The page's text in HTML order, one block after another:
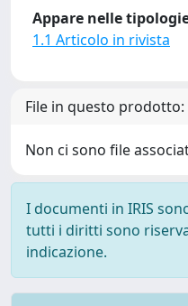
Appare nelle
1.1 Articolo in rivista
File in questo prodotto:
Non ci sono file
I documenti in IRIS
tutti i diritti sono
indicazione.